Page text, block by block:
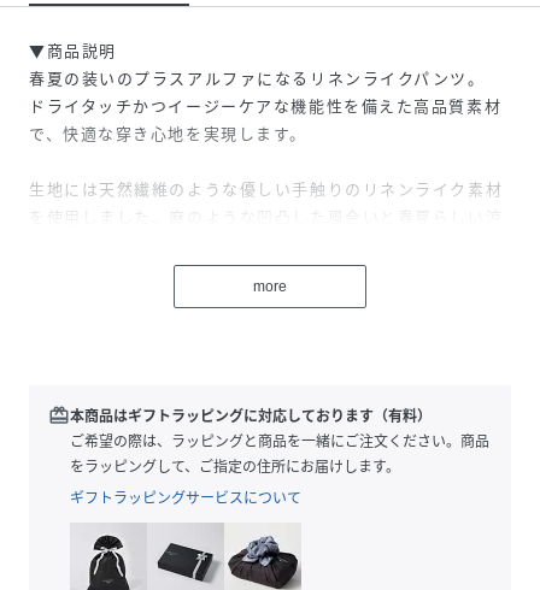
▼商品説明
春夏の装いのプラスアルファになるリネンライクパンツ。
ドライタッチかつイージーケアな機能性を備えた高品質素材
で、快適な穿き心地を実現します。
生地には天然繊維のような優しい手触りのリネンライク素材
を使用しました。麻のような凹凸した風合いと春夏らしい涼
えているため汗ばむ季節も快適にご着用いただけます。ま
た、特殊な織り方をすることによって斜め方向への伸縮性も
タック入りのワイドシルエットは様々なコーデに馴染みやす
く、大人らしい上品な印象を与えてくれます。腰部分はゴム
ウエストを採用したラフなサイジングで、締め付け感がなく
脱ぎ穿きもスムーズ。内側には紐も施されているため、細か
い調整が可能に。ベルトループ付きなので旬のタックインス
タイルもサマになります。さらに、あえてワンサイズ上を選
more
redeem本商品はギフトラッピングに対応しております（有料）
ご希望の際は、ラッピングと商品を一緒にご注文ください。商品
をラッピングして、ご指定の住所にお届けします。
ギフトラッピングサービスについて